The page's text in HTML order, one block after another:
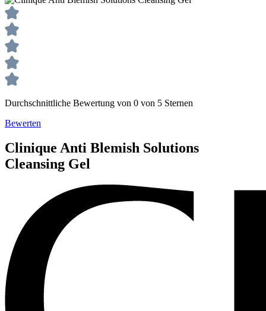
Durchschnittliche Bewertung von 0 von 5 Sternen
Bewerten
Clinique Anti Blemish Solutions
Cleansing Gel